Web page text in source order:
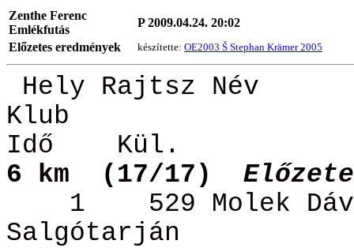
Zenthe Ferenc
Emlékfutás
P 2009.04.24. 20:02
Előzetes eredmények
készítette: OE2003 Š Stephan Krämer2005
Hely Rajtsz
Név
Klub
Idő
Kül .
6 km ( 17/17)
1
529 Molek
Salgótarján